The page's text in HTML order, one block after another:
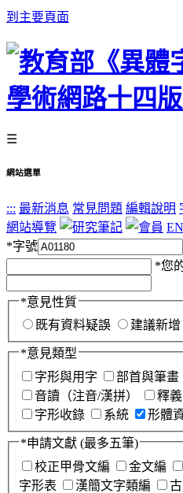
到主要頁面
☰
網站選單
::: 最新消息 常見問題 編輯說明
網站導覽
EN
*字號
*您
*意見性質
既有資料疑誤
建議新增
*意見類型
字形與用字
部首與筆畫
音讀（注音/漢拼）
釋義
字形收錄
系統 形體
*申請文獻 (最多五筆)
校正甲骨文編
金文編
字形表
漢簡文字類編